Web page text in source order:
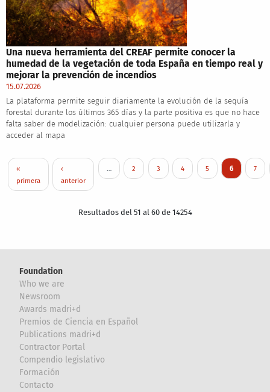
Una nueva herramienta del CREAF permite conocer la
humedad de la vegetación de toda España en tiempo real y
mejorar la prevención de incendios
15.07.2026
La plataforma permite seguir diariamente la evolución de la sequía
forestal durante los últimos 365 días y la parte positiva es que no hace
falta saber de modelización: cualquier persona puede utilizarla y
acceder al mapa
Pagination
First page
«
primera
Previous page
‹
anterior
… Page
2 Page
3 Page
4 Page
5 Current
6 Page
7
Resultados del 51 al 60 de 14254
Foundation
Who we are
Newsroom
Awards madri+d
Premios de Ciencia en Español
Publications madri+d
Contractor Portal
Compendio legislativo
Formación
Contacto